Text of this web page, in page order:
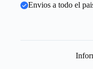
Envios a todo el